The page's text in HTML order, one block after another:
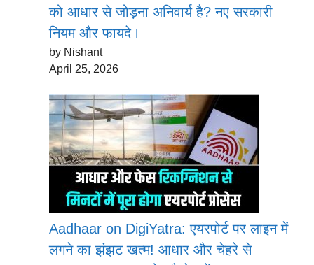
को आधार से जोड़ना अनिवार्य है? नए सरकारी
नियम और फायदे।
by Nishant
April 25, 2026
Aadhaar on DigiYatra: एयरपोर्ट पर लाइन में
लगने का झंझट खत्म! आधार और चेहरे से